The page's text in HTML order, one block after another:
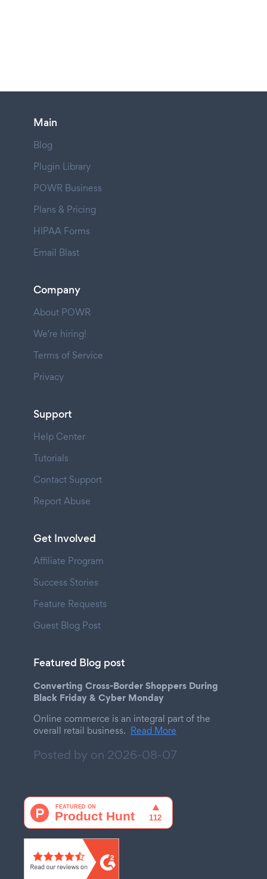
Main
Blog
Plugin Library
POWR Business
Plans & Pricing
HIPAA Forms
Email Blast
Company
About POWR
We're hiring!
Terms of Service
Privacy
Support
Help Center
Tutorials
Contact Support
Report Abuse
Get Involved
Affiliate Program
Success Stories
Feature Requests
Guest Blog Post
Featured Blog post
Converting Cross-Border Shoppers During
Black Friday & Cyber Monday
Online commerce is an integral part of the
overall retail business. Read More
Posted by on 2026-08-07